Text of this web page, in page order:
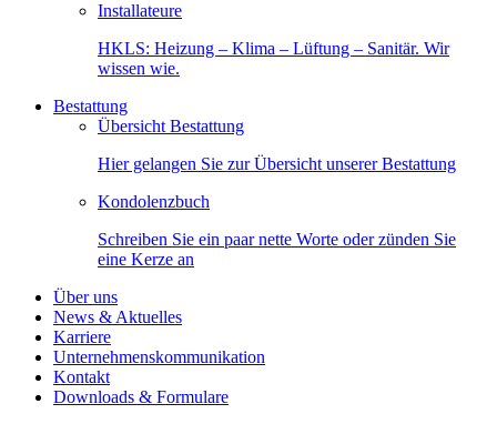
Installateure
HKLS: Heizung – Klima – Lüftung – Sanitär. Wir
wissen wie.
Bestattung
Übersicht Bestattung
Hier gelangen Sie zur Übersicht unserer Bestattung
Kondolenzbuch
Schreiben Sie ein paar nette Worte oder zünden Sie
eine Kerze an
Über uns
News & Aktuelles
Karriere
Unternehmenskommunikation
Kontakt
Downloads & Formulare